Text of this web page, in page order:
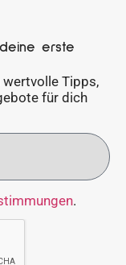
erste
Tipps,
für dich
.